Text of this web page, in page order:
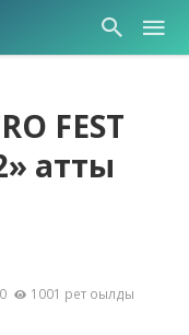
FEST
атты
0 1001 рет оқылды